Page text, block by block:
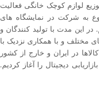
سال 1385 در زمینه توزیع لوازم کوچک خانگی فعالیت
کردیم. در سال 1389 شروع به شرکت در نمایشگاه های
اين مدت با توليد كنندگان و
مختلف و با همکاری نزدیک با
در ایران و خارج از کشور